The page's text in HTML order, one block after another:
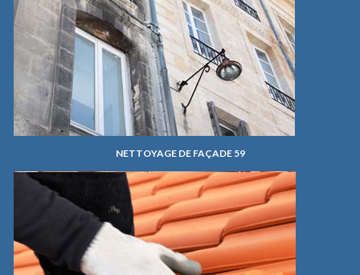
NETTOYAGE DE FAÇADE 59